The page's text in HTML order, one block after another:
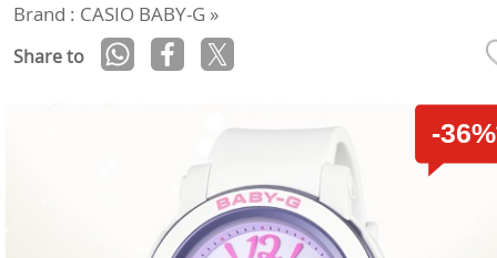
Brand : CASIO BABY-G »
Share to
-